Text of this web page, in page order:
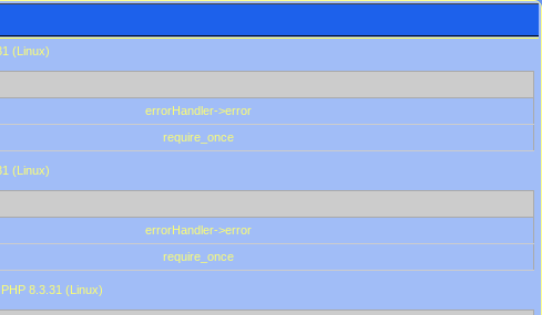
(Linux)
errorHandler->error
require_once
(Linux)
errorHandler->error
require_once
8.3.31 (Linux)